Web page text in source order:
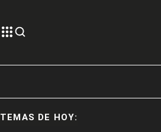
TEMAS DE HOY: